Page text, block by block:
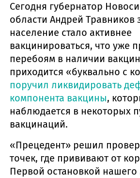
Сегодня губернатор
области Андрей Травников
население стало активнее
вакцинироваться, что уже
перебоям в наличии
приходится «буквально с
поручил ликвидировать
компонента вакцины,
наблюдается в некоторых
вакцинаций.
«Прецедент» решил
точек, где прививают от
Первой остановкой нашего